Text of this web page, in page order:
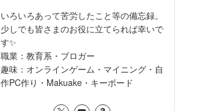
いろいろあって苦労したこと等の備忘録。
少しでも皆さまのお役に立てられば幸いで
す✨
職業：教育系・ブロガー
趣味：オンラインゲーム・マイニング・自
作PC作り・Makuake・キーボード